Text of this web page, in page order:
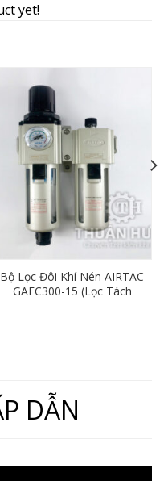
yet!
Bộ Lọc Đôi Khí Nén AIRTAC
GAFC300-15 (Lọc Tách
DẪN